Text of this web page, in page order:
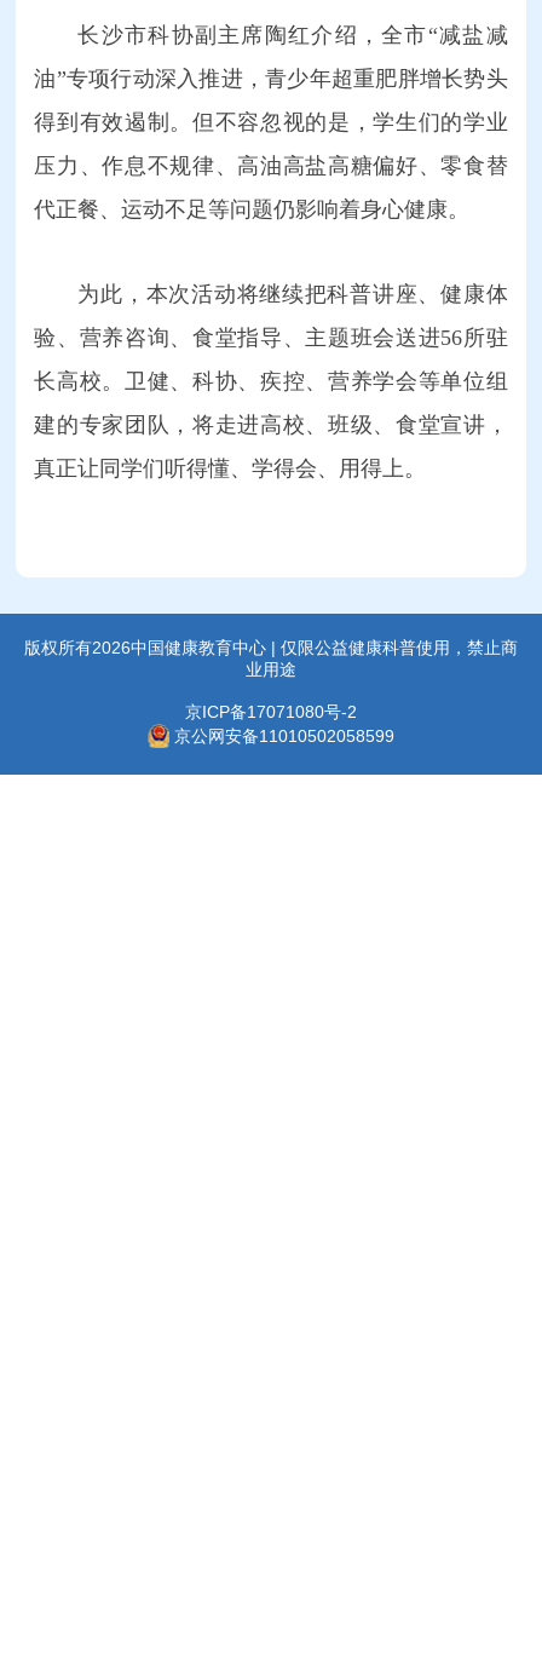
长沙市科协副主席陶红介绍，全市“减盐减
油”专项行动深入推进，青少年超重肥胖增长势头
得到有效遏制。但不容忽视的是，学生们的学业
压力、作息不规律、高油高盐高糖偏好、零食替
代正餐、运动不足等问题仍影响着身心健康。
为此，本次活动将继续把科普讲座、健康体
验、营养咨询、食堂指导、主题班会送进56所驻
长高校。卫健、科协、疾控、营养学会等单位组
建的专家团队，将走进高校、班级、食堂宣讲，
真正让同学们听得懂、学得会、用得上。
版权所有2026中国健康教育中心 | 仅限公益健康科普使用，禁止商
业用途
京ICP备17071080号-2
京公网安备11010502058599